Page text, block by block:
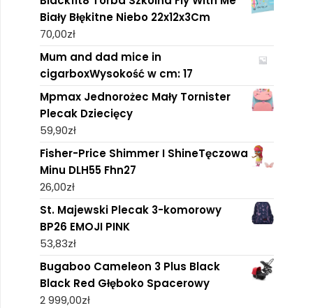
Biały Błękitne Niebo 22x12x3Cm
70,00zł
Mum and dad mice in
cigarboxWysokość w cm: 17
Mpmax Jednorożec Mały Tornister
Plecak Dziecięcy
59,90zł
Fisher-Price Shimmer I ShineTęczowa
Minu DLH55 Fhn27
26,00zł
St. Majewski Plecak 3-komorowy
BP26 EMOJI PINK
53,83zł
Bugaboo Cameleon 3 Plus Black
Black Red Głęboko Spacerowy
2 999,00zł